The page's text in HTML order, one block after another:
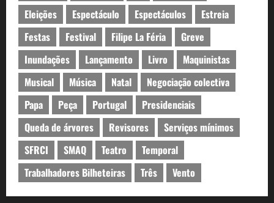
Eleições
Espectáculo Espectáculos
Estreia
Festas
Festival Filipe La Féria
Greve
Inundações
Lançamento Livro
Maquinistas
Musical
Música Natal
Negociação colectiva
Papa
Peça Portugal
Presidenciais
Queda de árvores
Revisores
Serviços mínimos
SFRCI
SMAQ Teatro
Temporal
Trabalhadores Bilheteiras
Três Vento